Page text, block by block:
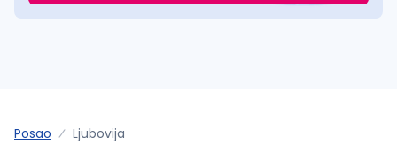
Posao Ljubovija